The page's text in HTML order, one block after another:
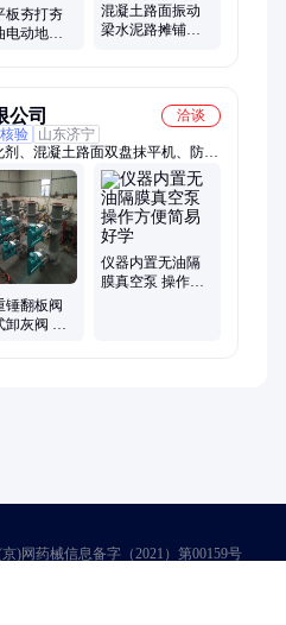
板夯打夯
电动地基
混凝土路面振动
梁水泥路摊铺机
公司
洽谈
验
山东济宁
、混凝土路面双盘抹平机、防爆
百叶箱、减速机、起重机、斜斗
台球桌、包装机、锯齿环、滚圆
电焊机、搅拌机、卷圆机、风淋
锤翻板阀
灰阀 重
仪器内置无油隔
膜真空泵 操作方
)网药械信息备字（2021）第00159号